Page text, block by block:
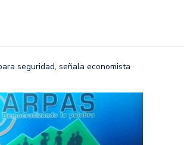
seguridad, señala economista